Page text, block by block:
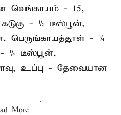
வெங்காயம் - 15,
- ½ டீஸ்பூன்,
பெருங்காயத்தூள் - ¼
¼ டீஸ்பூன்,
உப்பு - தேவையான
More